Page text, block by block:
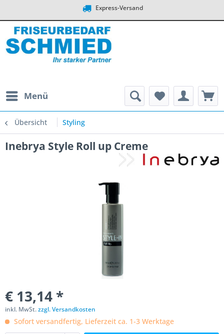
Express-Versand
Menü
Übersicht Styling
Inebrya Style Roll up Creme
€ 13,14 *
inkl. MwSt.zzgl. Versandkosten
Sofort versandfertig, Lieferzeit ca. 1-3 Werktage